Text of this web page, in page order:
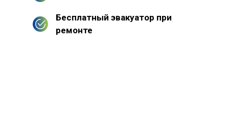
Бесплатный эвакуатор при
ремонте